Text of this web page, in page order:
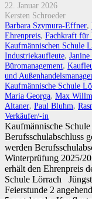
22. Januar 2026
Kersten Schroeder
Barbara Szymura-Effner,
Ehrenpreis, Fachkraft für
Kaufmännischen Schule
Industriekaufleute,
Büromanagement,
und
Kaufmännische Schule
Maria Georga, Max
Altaner, Paul Bluhm,
Verkäufer/-in
Kaufmännische
Berufsschulabschluss
werden
Winterprüfung 2025/
erhält den Ehrenpreis
Schule Lörrach
Feierstunde 2